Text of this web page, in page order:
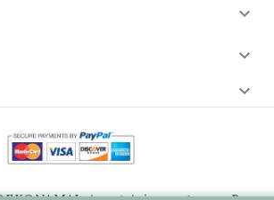


